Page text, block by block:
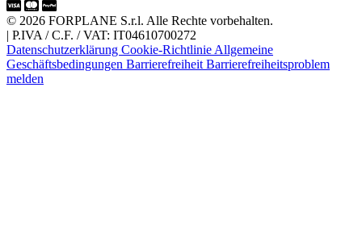
© 2026 FORPLANE S.r.l. Alle Rechte vorbehalten.
| P.IVA / C.F. / VAT: IT04610700272
Datenschutzerklärung Cookie-RichtlinieAllgemeine
Geschäftsbedingungen BarrierefreiheitBarrierefreiheitsproblem
melden